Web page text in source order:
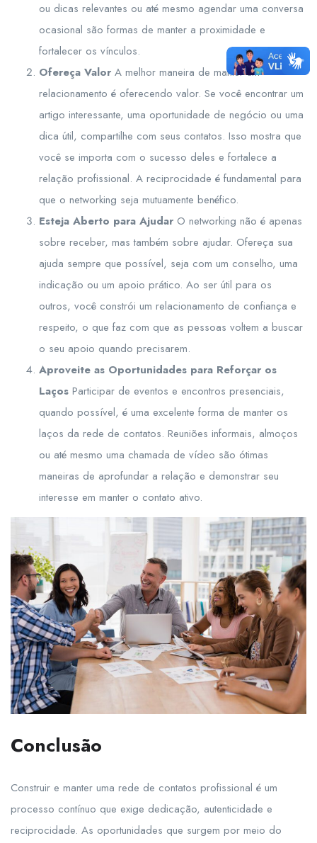
ou dicas relevantes ou até mesmo agendar uma conversa
ocasional são formas de manter a proximidade e
fortalecer os vínculos.
Ofereça Valor A melhor maneira de manter um
relacionamento é oferecendo valor. Se você encontrar um
artigo interessante, uma oportunidade de negócio ou uma
dica útil, compartilhe com seus contatos. Isso mostra que
você se importa com o sucesso deles e fortalece a
relação profissional. A reciprocidade é fundamental para
que o networking seja mutuamente benéfico.
Esteja Aberto para Ajudar O networking não é apenas
sobre receber, mas também sobre ajudar. Ofereça sua
ajuda sempre que possível, seja com um conselho, uma
indicação ou um apoio prático. Ao ser útil para os
outros, você constrói um relacionamento de confiança e
respeito, o que faz com que as pessoas voltem a buscar
o seu apoio quando precisarem.
Aproveite as Oportunidades para Reforçar os
Laços Participar de eventos e encontros presenciais,
quando possível, é uma excelente forma de manter os
laços da rede de contatos. Reuniões informais, almoços
ou até mesmo uma chamada de vídeo são ótimas
maneiras de aprofundar a relação e demonstrar seu
interesse em manter o contato ativo.
Conclusão
Construir e manter uma rede de contatos profissional é um
processo contínuo que exige dedicação, autenticidade e
reciprocidade. As oportunidades que surgem por meio do